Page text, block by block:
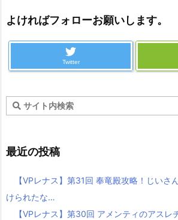
よければフォローお願いします。
Twitter
最近の投稿
【VPレナス】第31回 奉竜殿攻略！じい
けられたな…
【VPレナス】第30回 アメンティのアス